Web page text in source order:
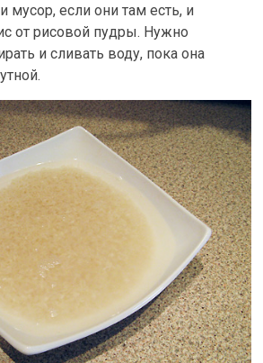
если они там есть, и
от рисовой пудры. Нужно
и сливать воду, пока она